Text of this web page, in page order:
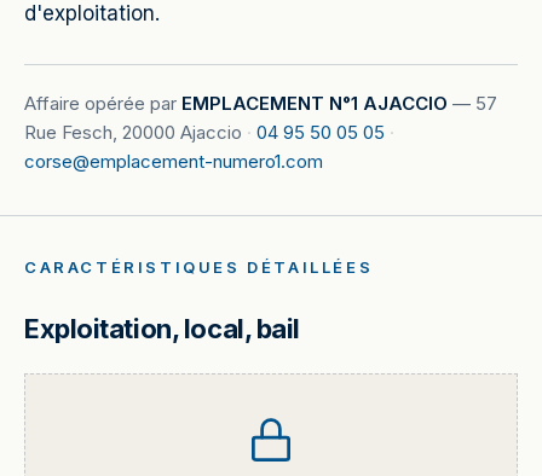
d'exploitation.
Affaire opérée par EMPLACEMENT N°1 AJACCIO — 57
Rue Fesch, 20000 Ajaccio · 04 95 50 05 05 ·
corse@emplacement-numero1.com
CARACTÉRISTIQUES DÉTAILLÉES
Exploitation, local, bail